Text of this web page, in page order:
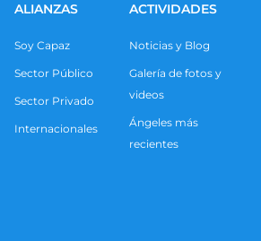
ALIANZAS
Soy Capaz
Sector Público
Sector Privado
Internacionales
ACTIVIDADES
Noticias y Blog
Galería de fotos y
videos
Ángeles más
recientes